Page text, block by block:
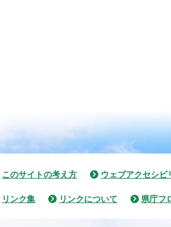
このサイトの考え方 ウェブアクセシビ
リンク集 リンクについて 県庁フ